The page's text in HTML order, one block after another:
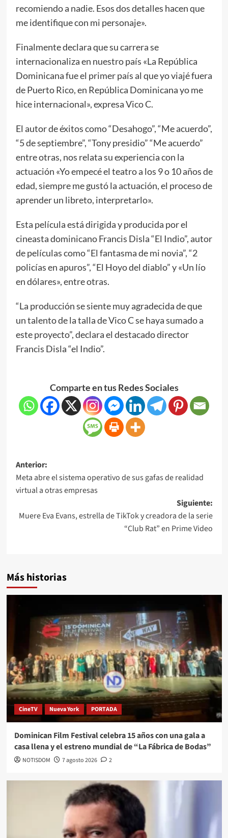
recomiendo a nadie. Esos dos detalles hacen que
me identifique con mi personaje».
Finalmente declara que su carrera se
internacionaliza en nuestro país «La República
Dominicana fue el primer país al que yo viajé fuera
de Puerto Rico, en República Dominicana yo me
hice internacional», expresa Vico C.
El autor de éxitos como “Desahogo”, “Me acuerdo”,
“5 de septiembre”, “Tony presidio” “Me acuerdo”
entre otras, nos relata su experiencia con la
actuación «Yo empecé el teatro a los 9 o 10 años de
edad, siempre me gustó la actuación, el proceso de
aprender un libreto, interpretarlo».
Esta película está dirigida y producida por el
cineasta dominicano Francis Disla “El Indio”, autor
de películas como “El fantasma de mi novia”, “2
policías en apuros”, “El Hoyo del diablo” y «Un lío
en dólares», entre otras.
“La producción se siente muy agradecida de que
un talento de la talla de Vico C se haya sumado a
este proyecto”, declara el destacado director
Francis Disla “el Indio”.
Comparte en tus Redes Sociales
Anterior:
Meta abre el sistema operativo de sus gafas de realidad
virtual a otras empresas
Siguiente:
Muere Eva Evans, estrella de TikTok y creadora de la serie
“Club Rat” en Prime Video
Más historias
CineTV Nueva York PORTADA
Dominican Film Festival celebra 15 años con una gala a
casa llena y el estreno mundial de “La Fábrica de Bodas”
NOTISDOM 7 agosto 2026 2